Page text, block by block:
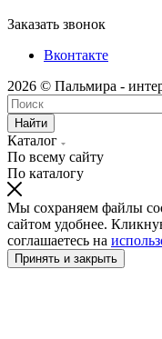
Заказать звонок
Вконтакте
2026 © Пальмира -
Найти
Каталог
По всему сайту
По каталогу
Мы сохраняем файлы
сайтом удобнее.
соглашаетесь на
Принять и закрыть